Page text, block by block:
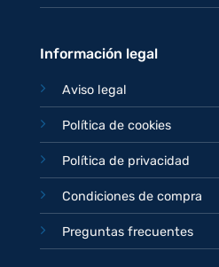
Información legal
Aviso legal
Política de cookies
Política de privacidad
Condiciones de compra
Preguntas frecuentes